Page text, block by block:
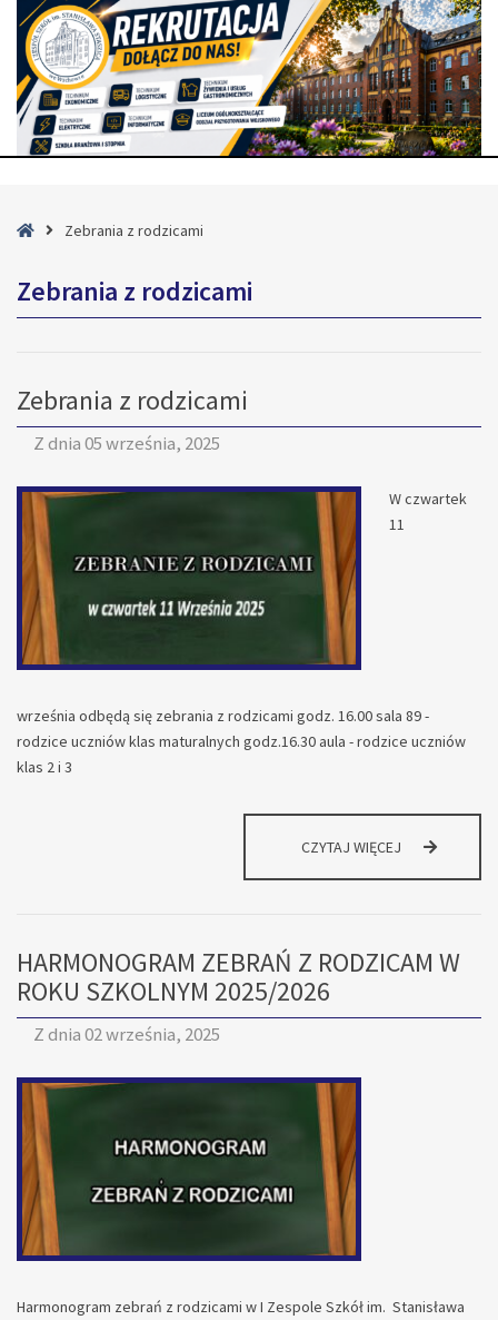
StronaZebrania z rodzicami
Zebrania z rodzicami
Zebrania z rodzicami
Z dnia05 września, 2025
W czwartek
11
września odbędą się zebrania z rodzicami godz. 16.00 sala 89 -
rodzice uczniów klas maturalnych godz.16.30 aula - rodzice uczniów
klas 2 i 3
CZYTAJ WIĘCEJ ZEBRANIA
HARMONOGRAM ZEBRAŃ Z RODZICAM W
ROKU SZKOLNYM 2025/2026
Z dnia02 września, 2025
Harmonogram zebrań z rodzicami w I Zespole Szkół im. Stanisława